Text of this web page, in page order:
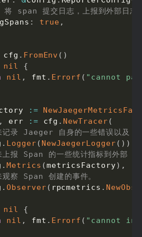
span 提交日志，上报到外部日志
: true ,
cfg . FromEnv ( )
nil
{
nil , fmt . Errorf ( "cannot
:=
, err := cfg . NewTracer (
录 Jaeger 自身的一些错误以及
. Logger ( NewJaegerLogger ( ) )
报 Span 的一些统计指标到外部
. Metrics (metricsFactory) ,
察 Span 创建的事件。
. Observer ( rpcmetrics .
nil
{
nil , fmt . Errorf ( "cannot